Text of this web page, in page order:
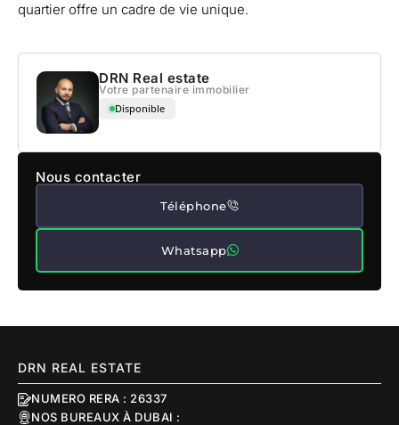
quartier offre un cadre de vie unique.
DRN Real estate
Votre partenaire immobilier
Disponible
Nous contacter
Téléphone
Whatsapp
DRN REAL ESTATE
NUMERO RERA : 26337
NOS BUREAUX À DUBAI :